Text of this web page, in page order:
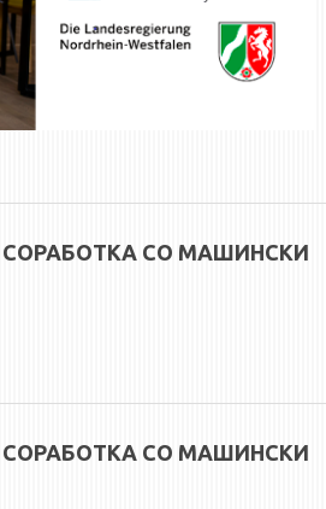
СОРАБОТКА СО МАШИНСКИ
СОРАБОТКА СО МАШИНСКИ